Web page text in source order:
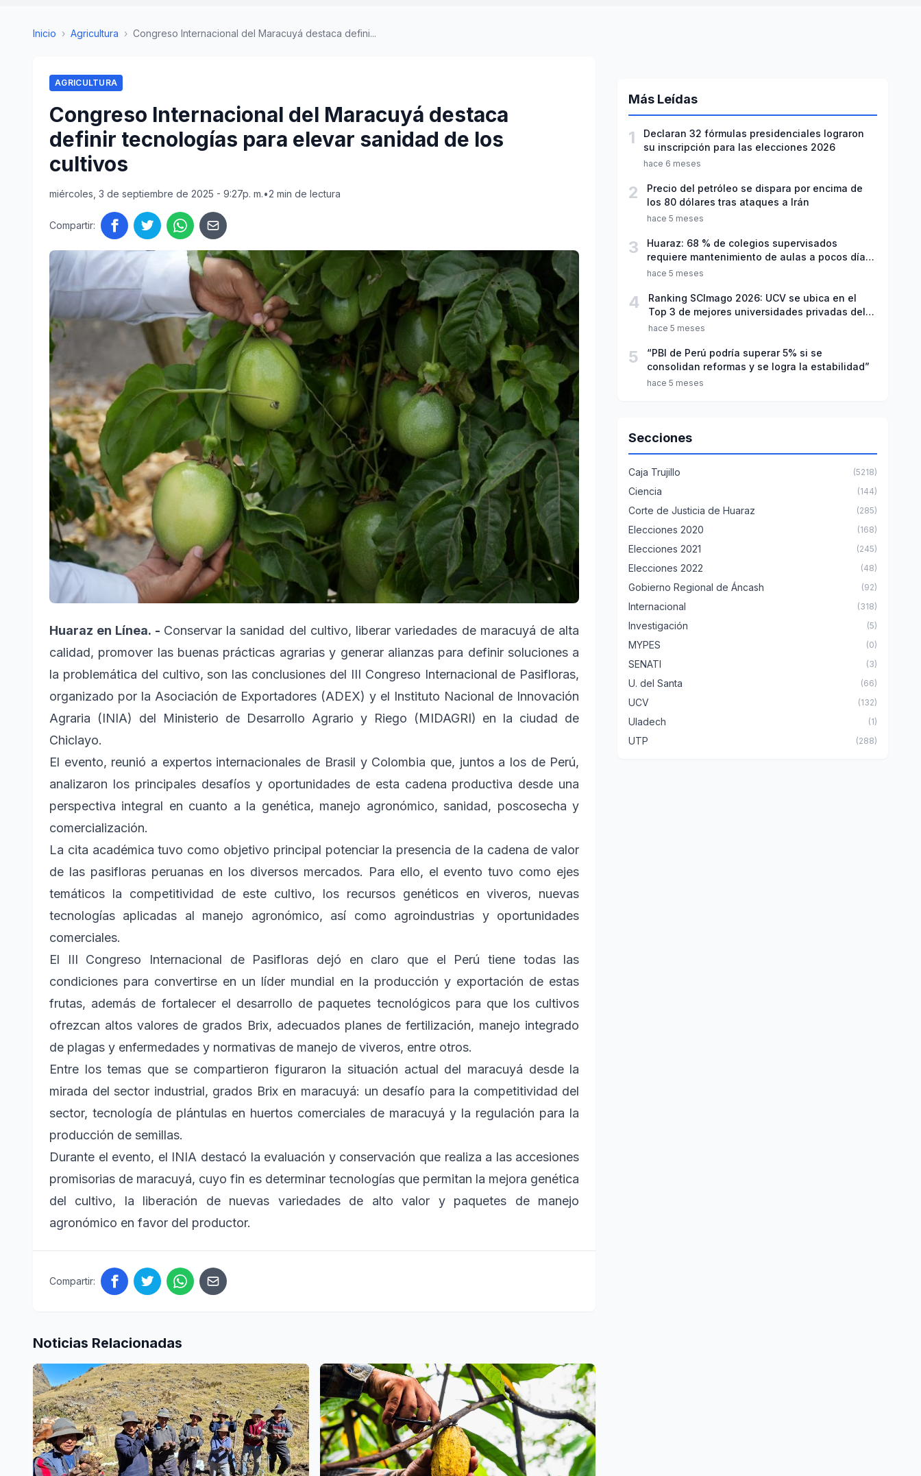
Inicio › Agricultura › Congreso Internacional del Maracuyá destaca defini...
AGRICULTURA
Congreso Internacional del Maracuyá destaca
definir tecnologías para elevar sanidad de los
cultivos
miércoles, 3 de septiembre de 2025 - 9:27p. m.•2 min de lectura
Compartir:
Huaraz en Línea. - Conservar la sanidad del cultivo, liberar variedades de maracuyá de alta
calidad, promover las buenas prácticas agrarias y generar alianzas para definir soluciones a
la problemática del cultivo, son las conclusiones del III Congreso Internacional de Pasifloras,
organizado por la Asociación de Exportadores (ADEX) y el Instituto Nacional de Innovación
Agraria (INIA) del Ministerio de Desarrollo Agrario y Riego (MIDAGRI) en la ciudad de
Chiclayo.
El evento, reunió a expertos internacionales de Brasil y Colombia que, juntos a los de Perú,
analizaron los principales desafíos y oportunidades de esta cadena productiva desde una
perspectiva integral en cuanto a la genética, manejo agronómico, sanidad, poscosecha y
comercialización.
La cita académica tuvo como objetivo principal potenciar la presencia de la cadena de valor
de las pasifloras peruanas en los diversos mercados. Para ello, el evento tuvo como ejes
temáticos la competitividad de este cultivo, los recursos genéticos en viveros, nuevas
tecnologías aplicadas al manejo agronómico, así como agroindustrias y oportunidades
comerciales.
El III Congreso Internacional de Pasifloras dejó en claro que el Perú tiene todas las
condiciones para convertirse en un líder mundial en la producción y exportación de estas
frutas, además de fortalecer el desarrollo de paquetes tecnológicos para que los cultivos
ofrezcan altos valores de grados Brix, adecuados planes de fertilización, manejo integrado
de plagas y enfermedades y normativas de manejo de viveros, entre otros.
Entre los temas que se compartieron figuraron la situación actual del maracuyá desde la
mirada del sector industrial, grados Brix en maracuyá: un desafío para la competitividad del
sector, tecnología de plántulas en huertos comerciales de maracuyá y la regulación para la
producción de semillas.
Durante el evento, el INIA destacó la evaluación y conservación que realiza a las accesiones
promisorias de maracuyá, cuyo fin es determinar tecnologías que permitan la mejora genética
del cultivo, la liberación de nuevas variedades de alto valor y paquetes de manejo
agronómico en favor del productor.
Compartir:
Noticias Relacionadas
Más Leídas
1
Declaran 32 fórmulas presidenciales lograron
su inscripción para las elecciones 2026
hace 6 meses
2
Precio del petróleo se dispara por encima de
los 80 dólares tras ataques a Irán
hace 5 meses
3
Huaraz: 68 % de colegios supervisados
requiere mantenimiento de aulas a pocos días
de inicio del año escolar 2026
hace 5 meses
4
Ranking SCImago 2026: UCV se ubica en el
Top 3 de mejores universidades privadas del
Perú
hace 5 meses
5
“PBI de Perú podría superar 5% si se
consolidan reformas y se logra la estabilidad”
hace 5 meses
Secciones
Caja Trujillo (5218)
Ciencia (144)
Corte de Justicia de Huaraz (285)
Elecciones 2020 (168)
Elecciones 2021 (245)
Elecciones 2022 (48)
Gobierno Regional de Áncash (92)
Internacional (318)
Investigación (5)
MYPES (0)
SENATI (3)
U. del Santa (66)
UCV (132)
Uladech (1)
UTP (288)